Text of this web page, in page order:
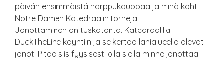
päivän ensimmäistä harppukauppaa ja minä kohti
Notre Damen Katedraalin torneja.
Jonottaminen on tuskatonta. Katedraalilla
DuckTheLine käyntiin ja se kertoo lähialueella olevat
jonot. Pitää siis fyysisesti olla siellä minne jonottaa